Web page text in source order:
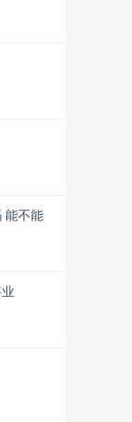
能不能